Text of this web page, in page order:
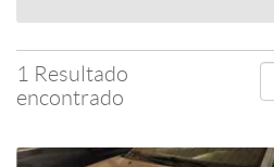
1 Resultado
encontrado